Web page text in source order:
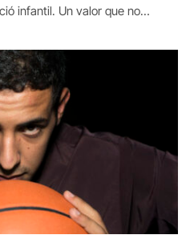
infantil. Un valor que no…